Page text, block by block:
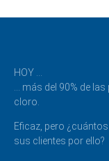
HOY …
… más del 90% de
cloro.
Eficaz, pero
sus clientes por ello?